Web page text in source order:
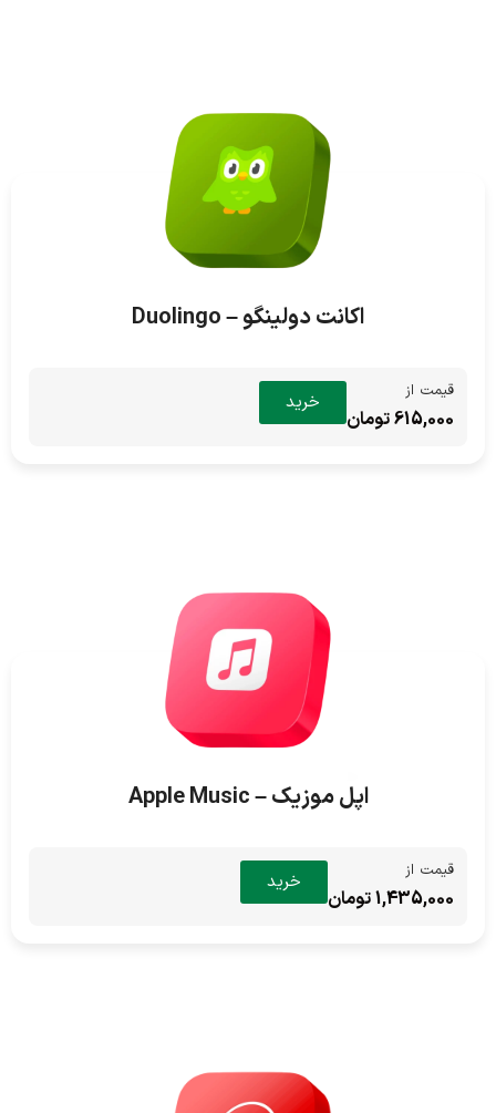
اکانت دولینگو – Duolingo
قیمت از
615,000 تومان
خرید
اپل موزیک – Apple Music
قیمت از
1,435,000 تومان
خرید